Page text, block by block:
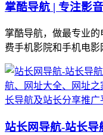
掌酷导航 | 专注影
掌酷导航，做最专业
费手机影院和手机电
站长网导航-站长导